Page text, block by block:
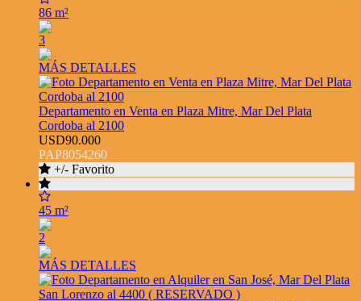
86 m²
3
MÁS DETALLES
Departamento en Venta en Plaza Mitre, Mar Del Plata
Cordoba al 2100
USD90.000
PAP8054260
+/- Favorito
45 m²
2
MÁS DETALLES